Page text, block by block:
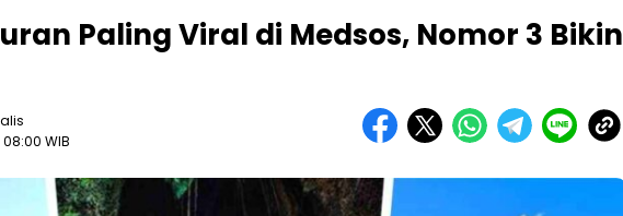
Paling Viral di Medsos, Nomor 3 Bikin
WIB